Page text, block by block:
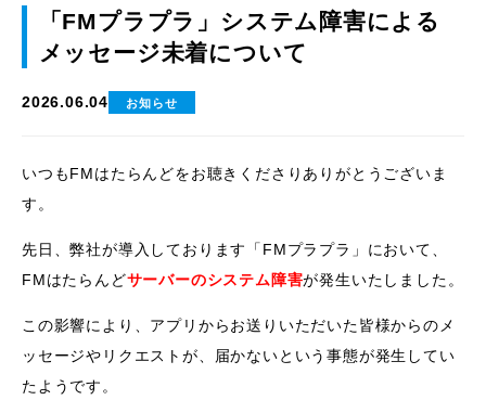
「FMプラプラ」システム障害による
メッセージ未着について
2026.06.04 お知らせ
いつもFMはたらんどをお聴きくださりありがとうございま
す。
先日、弊社が導入しております「FMプラプラ」において、
FMはたらんどサーバーのシステム障害が発生いたしました。
この影響により、アプリからお送りいただいた皆様からのメ
ッセージやリクエストが、届かないという事態が発生してい
たようです。